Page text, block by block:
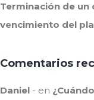
Terminación de
vencimiento del
Comentarios
Daniel en